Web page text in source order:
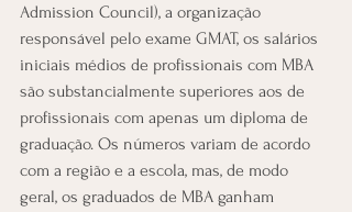
Admission Council), a organização
responsável pelo exame GMAT, os salários
iniciais médios de profissionais com MBA
são substancialmente superiores aos de
profissionais com apenas um diploma de
graduação. Os números variam de acordo
com a região e a escola, mas, de modo
geral, os graduados de MBA ganham